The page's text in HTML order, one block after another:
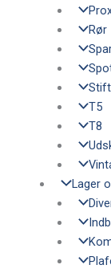
Rør
T5
T8
Lager